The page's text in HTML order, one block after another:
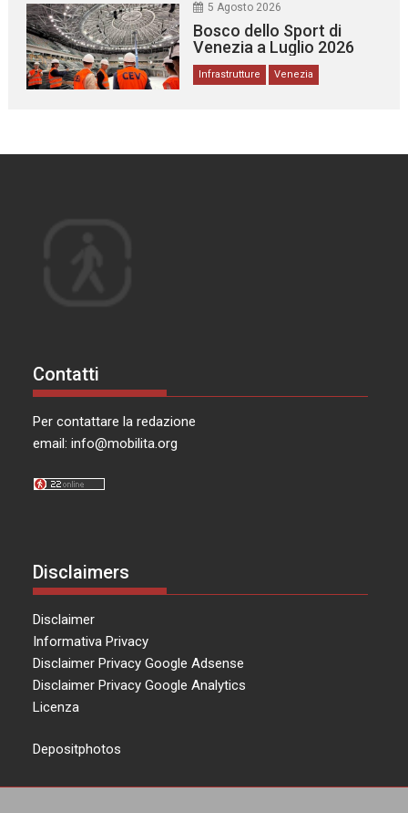
5 Agosto 2026
Bosco dello Sport di
Venezia a Luglio 2026
Infrastrutture Venezia
Contatti
Per contattare la redazione
email:info@mobilita.org
Disclaimers
Disclaimer
Informativa Privacy
Disclaimer Privacy Google Adsense
Disclaimer Privacy Google Analytics
Licenza
Depositphotos